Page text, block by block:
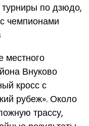
турниры по дзюдо,
чемпионами
местного
Внуково
кросс с
рубеж». Около
трассу,